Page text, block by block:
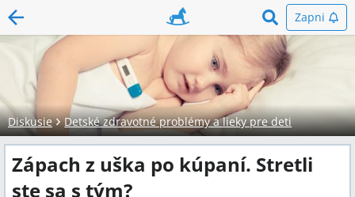
Zapni
Diskusie Detské zdravotné problémy a lieky pre deti
Zápach z uška po kúpaní. Stretli
ste sa s tým?